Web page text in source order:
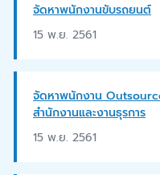
จัดหาพนักงานขับรถยนต์
15 พ.ย. 2561
จัดหาพนักงาน
สำนักงานและงานธุรการ
15 พ.ย. 2561